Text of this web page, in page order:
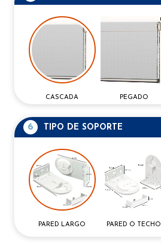
CASCADA PEGADO
6 TIPO DE SOPORTE
PARED LARGO PARED O TECHO